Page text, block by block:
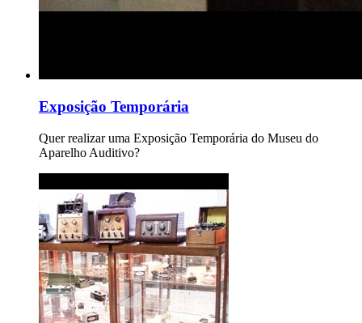
Exposição Temporária
Quer realizar uma Exposição Temporária do Museu do
Aparelho Auditivo?